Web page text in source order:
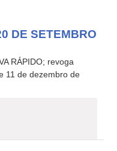
DE SETEMBRO
RÁPIDO; revoga
11 de dezembro de